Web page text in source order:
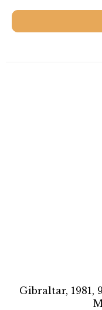
Gibraltar, 1981,